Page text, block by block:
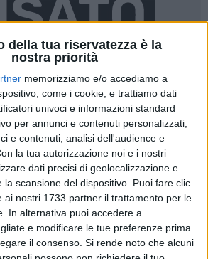
della tua riservatezza è la
nostra priorità
memorizziamo e/o accediamo a
come i cookie, e trattiamo dati
univoci e informazioni standard
per annunci e contenuti personalizzati,
e contenuti, analisi dell'audience e
la tua autorizzazione noi e i nostri
dati precisi di geolocalizzazione e
la scansione del dispositivo. Puoi fare clic
ai nostri 1733 partner il trattamento per le
In alternativa puoi accedere a
e modificare le tue preferenze prima
il consenso. Si rende noto che alcuni
A cura di
LA REDAZIONE
anche in questa domenica 15
sono previste al mattino e sino
da una ventilazione da
da quadranti nord-occidentali.